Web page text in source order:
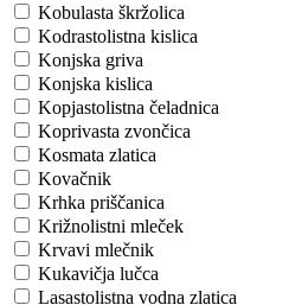
Kobulasta škržolica
Kodrastolistna kislica
Konjska griva
Konjska kislica
Kopjastolistna čeladnica
Koprivasta zvončica
Kosmata zlatica
Kovačnik
Krhka priščanica
Križnolistni mleček
Krvavi mlečnik
Kukavičja lučca
Lasastolistna vodna zlatica